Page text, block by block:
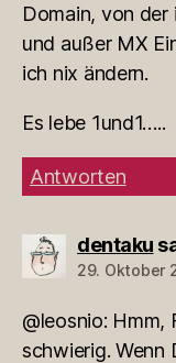
Domain, von der
und außer MX
ich nix ändern.
Es lebe 1und1…..
Antworten
dentaku
29. Oktober
@leosnio: Hmm,
schwierig. Wenn